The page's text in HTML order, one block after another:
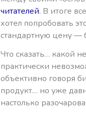
читателей. В итоге
хотел попробовать
стандартную цену —
Что сказать… какой
практически
объективно говоря
продукт… но уже
настолько